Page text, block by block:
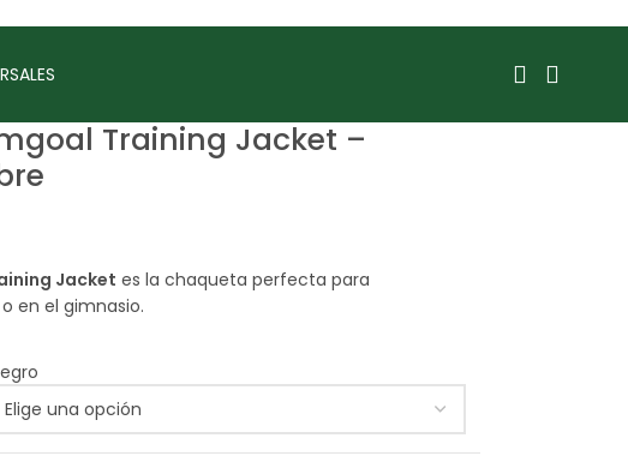
Training Jacket –
Jacket es la chaqueta perfecta para
en el gimnasio.